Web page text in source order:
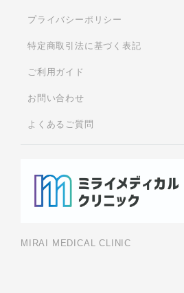
MIRAI MEDICAL CLINIC
プライバシーポリシー
特定商取引法に基づく表記
ご利用ガイド
お問い合わせ
よくあるご質問